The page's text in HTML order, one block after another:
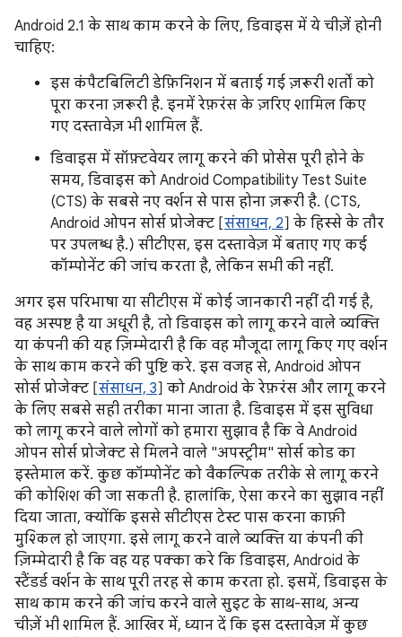
Android 2.1 के साथ काम करने के लिए, डिवाइस में ये चीज़ें होनी
चाहिए:
इस कंपैटबिलिटी डेफ़िनिशन में बताई गई ज़रूरी शर्तों को
पूरा करना ज़रूरी है. इनमें रेफ़रंस के ज़रिए शामिल किए
गए दस्तावेज़ भी शामिल हैं.
डिवाइस में सॉफ़्टवेयर लागू करने की प्रोसेस पूरी होने के
समय, डिवाइस को Android Compatibility Test Suite
(CTS) के सबसे नए वर्शन से पास होना ज़रूरी है. (CTS,
Android ओपन सोर्स प्रोजेक्ट [संसाधन, 2] के हिस्से के तौर
पर उपलब्ध है.) सीटीएस, इस दस्तावेज़ में बताए गए कई
कॉम्पोनेंट की जांच करता है, लेकिन सभी की नहीं.
अगर इस परिभाषा या सीटीएस में कोई जानकारी नहीं दी गई है,
वह अस्पष्ट है या अधूरी है, तो डिवाइस को लागू करने वाले व्यक्ति
या कंपनी की यह ज़िम्मेदारी है कि वह मौजूदा लागू किए गए वर्शन
के साथ काम करने की पुष्टि करे. इस वजह से, Android ओपन
सोर्स प्रोजेक्ट [संसाधन, 3] को Android के रेफ़रंस और लागू करने
के लिए सबसे सही तरीका माना जाता है. डिवाइस में इस सुविधा
को लागू करने वाले लोगों को हमारा सुझाव है कि वे Android
ओपन सोर्स प्रोजेक्ट से मिलने वाले "अपस्ट्रीम" सोर्स कोड का
इस्तेमाल करें. कुछ कॉम्पोनेंट को वैकल्पिक तरीके से लागू करने
की कोशिश की जा सकती है. हालांकि, ऐसा करने का सुझाव नहीं
दिया जाता, क्योंकि इससे सीटीएस टेस्ट पास करना काफ़ी
मुश्किल हो जाएगा. इसे लागू करने वाले व्यक्ति या कंपनी की
ज़िम्मेदारी है कि वह यह पक्का करे कि डिवाइस, Android के
स्टैंडर्ड वर्शन के साथ पूरी तरह से काम करता हो. इसमें, डिवाइस के
साथ काम करने की जांच करने वाले सुइट के साथ-साथ, अन्य
चीज़ें भी शामिल हैं. आखिर में, ध्यान दें कि इस दस्तावेज़ में कुछ